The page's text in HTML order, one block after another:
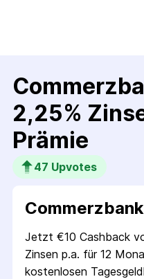
2,25%
Prämie
47 Upvotes
Jetzt €10 Cashback
Zinsen p.a. für 12
kostenlosen